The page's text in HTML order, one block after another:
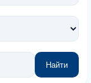
Найти